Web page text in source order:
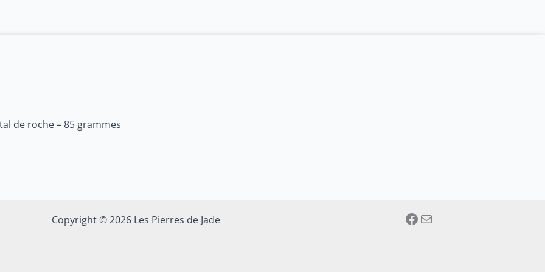
Copyright © 2026 Les Pierres de Jade
de roche – 85 grammes